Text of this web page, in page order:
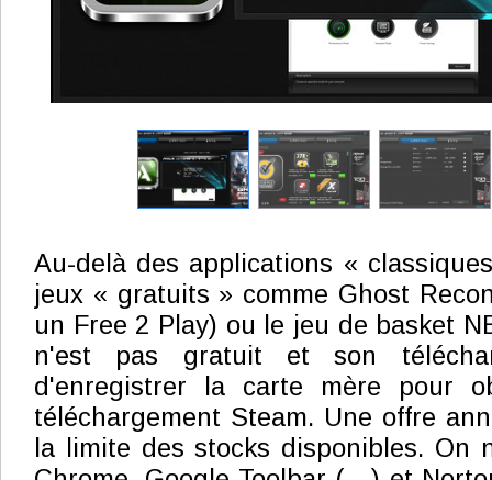
Au-delà des applications «
jeux « gratuits » comme Ghost
un Free 2 Play) ou le jeu de basket
n'est pas gratuit et son
d'enregistrer la carte mère pour
téléchargement Steam. Une offre
la limite des stocks disponibles. On